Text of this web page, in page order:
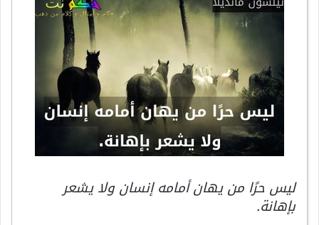
ليس حرًا من يهان أمامه إنسان ولا يشعر
بإهانة.